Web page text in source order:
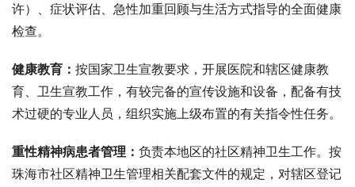
许）、症状评估、急性加重回顾与生活方式指导的全面健康
检查。
健康教育： 按国家卫生宣教要求，开展医院和辖区健康教
育、卫生宣教工作，有较完备的宣传设施和设备，配备有技
术过硬的专业人员，组织实施上级布置的有关指令性任务。
重性精神病患者管理： 负责本地区的社区精神卫生工作。按
珠海市社区精神卫生管理相关配套文件的规定，对辖区登记